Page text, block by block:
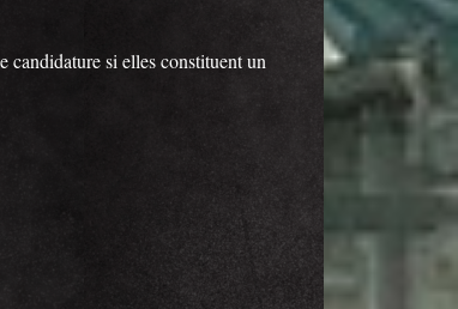
candidature si elles constituent un